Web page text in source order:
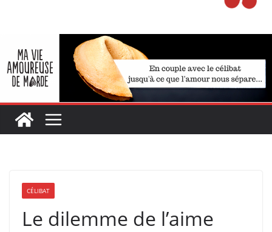
CÉLIBAT
Le dilemme de l’aime